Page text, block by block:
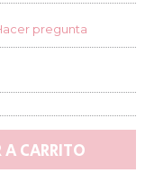
pregunta
CARRITO